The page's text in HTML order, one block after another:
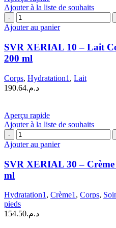
20
ml
Ajouter à la liste de souhaits
quantité
de
XERIAL
10
–
Corps
Lissant
200
ml
Ajouter au panier
SVR XERIAL 10 – Lait
200 ml
Corps, Hydratation1 , Lait
د.م.190.64
Aperçu rapide
Ajouter à la liste de souhaits
quantité
de
XERIAL
30
Pieds
Anti-
Rugosités
Ajouter au panier
SVR XERIAL 30 – Crème
ml
Hydratation1 , Crème1 , Corps,
pieds
د.م.154.50